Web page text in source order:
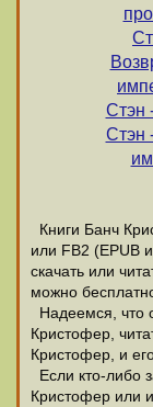
Стэн
Стэн
Книги Банч
или FB2 (EPUB
скачать или
можно
Надеемся, что
Кристофер,
Кристофер, и
Если кто-либо
Кристофер или